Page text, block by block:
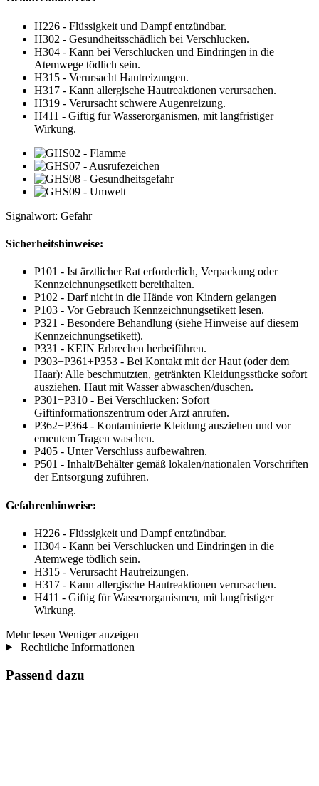
H226 - Flüssigkeit und Dampf entzündbar.
H302 - Gesundheitsschädlich bei Verschlucken.
H304 - Kann bei Verschlucken und Eindringen in die
Atemwege tödlich sein.
H315 - Verursacht Hautreizungen.
H317 - Kann allergische Hautreaktionen verursachen.
H319 - Verursacht schwere Augenreizung.
H411 - Giftig für Wasserorganismen, mit langfristiger
Wirkung.
Signalwort: Gefahr
Sicherheitshinweise:
P101 - Ist ärztlicher Rat erforderlich, Verpackung oder
Kennzeichnungsetikett bereithalten.
P102 - Darf nicht in die Hände von Kindern gelangen
P103 - Vor Gebrauch Kennzeichnungsetikett lesen.
P321 - Besondere Behandlung (siehe Hinweise auf diesem
Kennzeichnungsetikett).
P331 - KEIN Erbrechen herbeiführen.
P303+P361+P353 - Bei Kontakt mit der Haut (oder dem
Haar): Alle beschmutzten, getränkten Kleidungsstücke sofort
ausziehen. Haut mit Wasser abwaschen/duschen.
P301+P310 - Bei Verschlucken: Sofort
Giftinformationszentrum oder Arzt anrufen.
P362+P364 - Kontaminierte Kleidung ausziehen und vor
erneutem Tragen waschen.
P405 - Unter Verschluss aufbewahren.
P501 - Inhalt/Behälter gemäß lokalen/nationalen Vorschriften
der Entsorgung zuführen.
Gefahrenhinweise:
H226 - Flüssigkeit und Dampf entzündbar.
H304 - Kann bei Verschlucken und Eindringen in die
Atemwege tödlich sein.
H315 - Verursacht Hautreizungen.
H317 - Kann allergische Hautreaktionen verursachen.
H411 - Giftig für Wasserorganismen, mit langfristiger
Wirkung.
Mehr lesen Weniger anzeigen
Rechtliche Informationen
Passend dazu